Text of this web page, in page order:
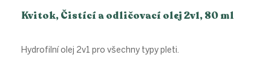
Kvitok, Čistící a odličovací olej 2v1, 80 ml
Hydrofilní olej 2v1 pro všechny typy pleti.